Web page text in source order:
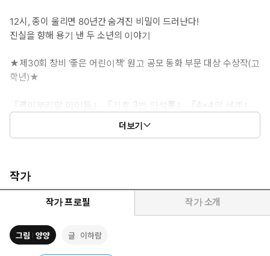
12시, 종이 울리면 80년간 숨겨진 비밀이 드러난다!
진실을 향해 용기 낸 두 소년의 이야기
★제30회 창비 ‘좋은 어린이책’ 원고 공모 동화 부문 대상 수상작(고
학년)★
『괭이부리말 아이들』 『기호 3번 안석뽕』 『4×4의 세계』
등 주옥같은 창작동화를 발굴하며 한국 어린이책의 기준을 정립
해 온 창비 ‘좋은 어린이책’ 원고 공모의 제30회 고학년 동화 부
금지 구역에 드론을 띄우다 뜻밖의 사건에 휘말리는 이야기를
담았다. 두 아이의 호기심이 타인을 향한 연민과 책임감으로 확
장되는 과정, 이들이 어느새 역사적 진실과 마주하는 이야기가
흥미진진하게 펼쳐진다. 과거와 현재가 교차하는 순간을 설득력
있게 담아내며, 어린이의 시선으로 ‘기억하는 일’의 의미를 새롭
게 환기하는 작품이다.
더보기
작가
작가 프로필 작가 소개
그림 양양 글 이하람